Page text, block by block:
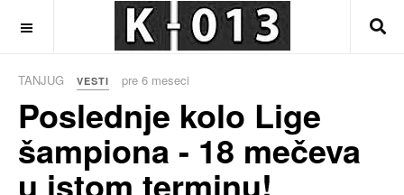
TANJUG VESTI pre 6 meseci
Poslednje kolo Lige
šampiona - 18 mečeva
u istom terminu!